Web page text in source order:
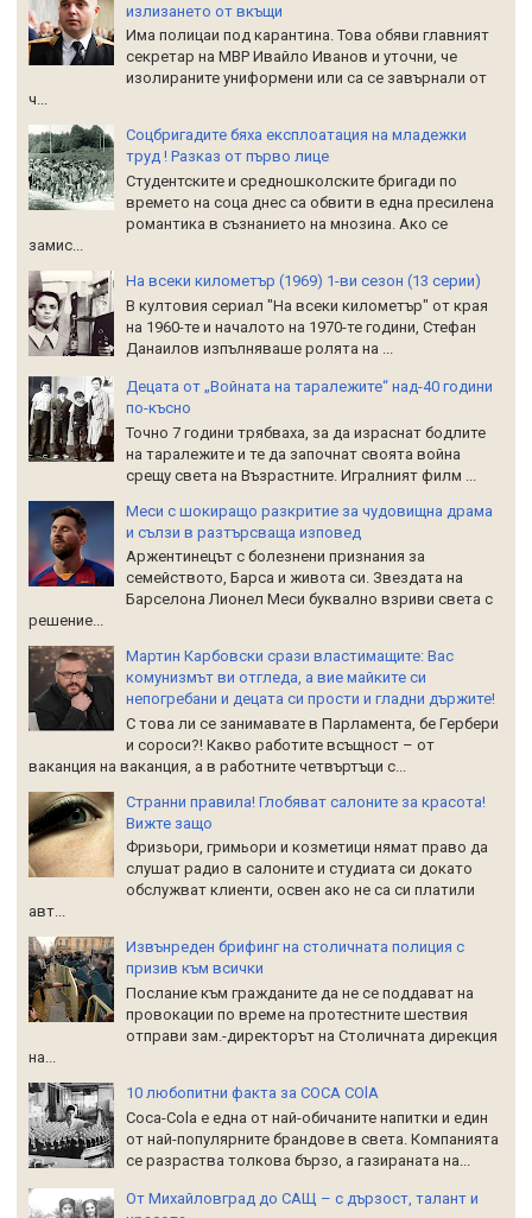
излизането от вкъщи
Има полицаи под карантина. Това обяви главният
секретар на МВР Ивайло Иванов и уточни, че
изолираните униформени или са се завърнали от
ч...
Соцбригадите бяха експлоатация на младежки
труд ! Разказ от първо лице
Студентските и средношколските бригади по
времето на соца днес са обвити в една пресилена
романтика в съзнанието на мнозина. Ако се
замис...
На всеки километър (1969) 1-ви сезон (13 серии)
В култовия сериал "На всеки километър" от края
на 1960-те и началото на 1970-те години, Стефан
Данаилов изпълняваше ролята на ...
Децата от „Войната на таралежите“ над-40 години
по-късно
Точно 7 години трябваха, за да израснат бодлите
на таралежите и те да започнат своята война
срещу света на Възрастните. Игралният филм ...
Меси с шокиращо разкритие за чудовищна драма
и сълзи в разтърсваща изповед
Аржентинецът с болезнени признания за
семейството, Барса и живота си. Звездата на
Барселона Лионел Меси буквално взриви света с
решение...
Мартин Карбовски срази властимащите: Вас
комунизмът ви отгледа, а вие майките си
непогребани и децата си прости и гладни държите!
С това ли се занимавате в Парламента, бе Гербери
и сороси?! Какво работите всъщност – от
ваканция на ваканция, а в работните четвъртъци с...
Странни правила! Глобяват салоните за красота!
Вижте защо
Фризьори, гримьори и козметици нямат право да
слушат радио в салоните и студиата си докато
обслужват клиенти, освен ако не са си платили
авт...
Извънреден брифинг на столичната полиция с
призив към всички
Послание към гражданите да не се поддават на
провокации по време на протестните шествия
отправи зам.-директорът на Столичната дирекция
на...
10 любопитни факта за COCA COlA
Coca-Cola е една от най-обичаните напитки и един
от най-популярните брандове в света. Компанията
се разраства толкова бързо, а газираната на...
От Михайловград до САЩ – с дързост, талант и